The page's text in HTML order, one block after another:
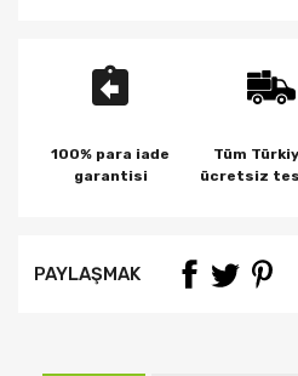
100% para iade
garantisi
Tüm
ücretsiz
PAYLAŞMAK